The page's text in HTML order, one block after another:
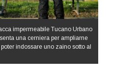
impermeabile Tucano Urbano
una cerniera per ampliarne
indossare uno zaino sotto al